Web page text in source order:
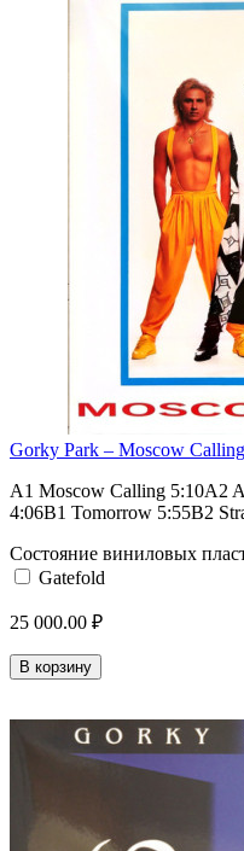
Gorky Park – Moscow
A1 Moscow Calling 5:10A2
4:06B1 Tomorrow 5:55B2
Состояние виниловых
Gatefold
25 000.00 ₽
В корзину